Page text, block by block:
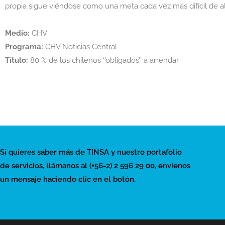
propia sigue viéndose como una meta cada vez más difícil de
Medio: CHV
Programa: CHV Noticias Central
Título: 80 % de los chilenos ‘’obligados’’ a arrendar
Si quieres saber más de TINSA y nuestro portafolio
de servicios, llámanos al (+56-2) 2 596 29 00, envíenos
un mensaje haciendo clic en el botón.